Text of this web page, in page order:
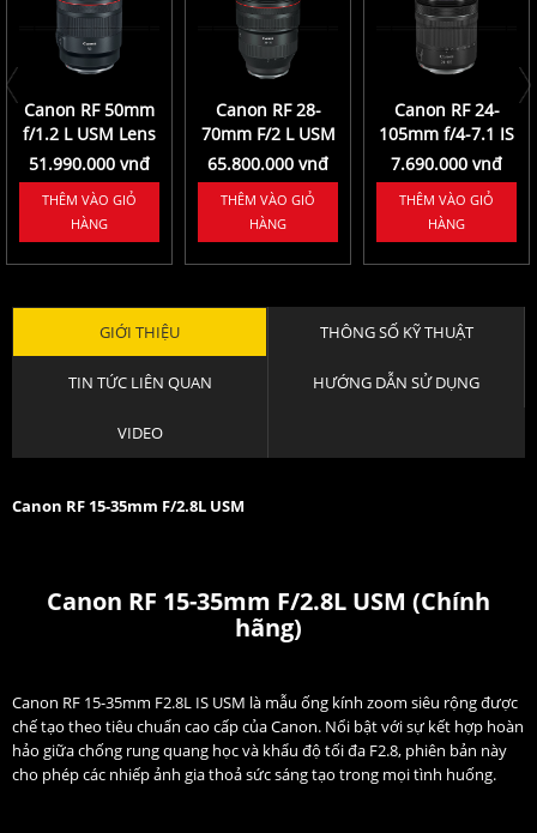
Canon RF 50mm
f/1.2 L USM Lens
51.990.000 vnđ
THÊM VÀO GIỎ
HÀNG
Canon RF 28-
70mm F/2 L USM
65.800.000 vnđ
THÊM VÀO GIỎ
HÀNG
Canon RF 24-
105mm f/4-7.1 IS
STM Lens
7.690.000 vnđ
THÊM VÀO GIỎ
HÀNG
GIỚI THIỆU THÔNG SỐ KỸ THUẬT
TIN TỨC LIÊN QUAN HƯỚNG DẪN SỬ DỤNG
VIDEO
Canon RF 15-35mm F/2.8L USM
Canon RF 15-35mm F/2.8L USM (Chính
hãng)
Canon RF 15-35mm F2.8L IS USM là mẫu ống kính zoom siêu rộng được
chế tạo theo tiêu chuẩn cao cấp của Canon. Nổi bật với sự kết hợp hoàn
hảo giữa chống rung quang học và khẩu độ tối đa F2.8, phiên bản này
cho phép các nhiếp ảnh gia thoả sức sáng tạo trong mọi tình huống.